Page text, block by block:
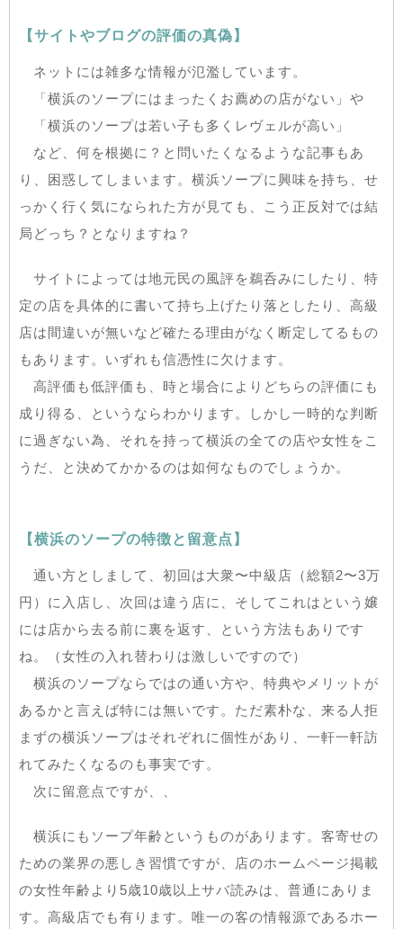
【サイトやブログの評価の真偽】
ネットには雑多な情報が氾濫しています。
「横浜のソープにはまったくお薦めの店がない」や
「横浜のソープは若い子も多くレヴェルが高い」
など、何を根拠に？と問いたくなるような記事もあ
り、困惑してしまいます。横浜ソープに興味を持ち、せ
っかく行く気になられた方が見ても、こう正反対では結
局どっち？となりますね？
サイトによっては地元民の風評を鵜呑みにしたり、特
定の店を具体的に書いて持ち上げたり落としたり、高級
店は間違いが無いなど確たる理由がなく断定してるもの
もあります。いずれも信憑性に欠けます。
高評価も低評価も、時と場合によりどちらの評価にも
成り得る、というならわかります。しかし一時的な判断
に過ぎない為、それを持って横浜の全ての店や女性をこ
うだ、と決めてかかるのは如何なものでしょうか。
【横浜のソープの特徴と留意点】
通い方としまして、初回は大衆〜中級店（総額2〜3万
円）に入店し、次回は違う店に、そしてこれはという嬢
には店から去る前に裏を返す、という方法もありです
ね。（女性の入れ替わりは激しいですので）
横浜のソープならではの通い方や、特典やメリットが
あるかと言えば特には無いです。ただ素朴な、来る人拒
まずの横浜ソープはそれぞれに個性があり、一軒一軒訪
れてみたくなるのも事実です。
次に留意点ですが、、
横浜にもソープ年齢というものがあります。客寄せの
ための業界の悪しき習慣ですが、店のホームページ掲載
の女性年齢より5歳10歳以上サバ読みは、普通にありま
す。高級店でも有ります。唯一の客の情報源であるホー